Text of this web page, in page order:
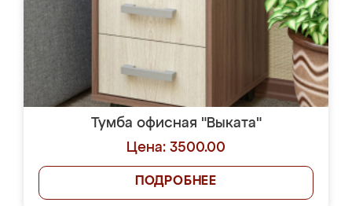
Тумба офисная "Выката"
Цена: 3500.00
ПОДРОБНЕЕ